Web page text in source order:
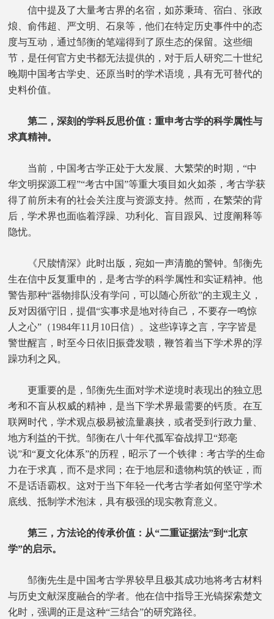
信中提及了大量考古界的名宿，如苏秉琦、宿白、张政
烺、俞伟超、严文明、石泉等，他们在特定历史事件中的态
度与互动，通过邹衡的笔端得到了原生态的保留。这些细
节，是任何官方史书都无法提供的，对于后人研究二十世纪
晚期中国考古学史、还原当时的学术语境，具有无可替代的
史料价值。
第二，深刻的学科反思价值：重申考古学的科学属性与
求真精神。
当前，中国考古学正处于大发展、大繁荣的时期，“中
华文明探源工程”“考古中国”等重大项目如火如荼，考古学获
得了前所未有的社会关注度与资源支持。然而，在繁荣的背
后，学术界也面临着浮躁、功利化、盲目跟风、过度阐释等
隐忧。
《尺牍情深》此时出版，宛如一声清脆的警钟。邹衡先
生在信中反复重申的，是考古学的科学属性和实证精神。他
警告那种“器物排队没有学问，可以随心所欲”的主观主义，
反对因循守旧，提倡“实事求是地对待自己，不要存一鸣惊
人之心”（1984年11月10日信）。这些谆谆之言，字字皆是
警世醒言，时至今日依旧振聋发聩，鞭笞着当下学术界的浮
躁功利之风。
更重要的是，邹衡先生面对学术逆境时表现出的独立思
考和不盲从权威的精神，是当下学术界最需要的钙质。在互
联网时代，学术观点极易被流量裹挟，或者受到行政力量、
地方利益的干扰。邹衡在八十年代孤军奋战捍卫“郑亳
说”和“夏文化体系”的历程，昭示了一个铁律：考古学的生命
力在于求真，而不是求同；在于地层和遗物构筑的铁证，而
不是话语霸权。这对于当下年轻一代考古学者如何坚守学术
底线、抵制学术泡沫，具有极强的现实教育意义。
第三，方法论的传承价值：从“二重证据法”到“北京
学”的启示。
邹衡先生是中国考古学界较早且极其成功地将考古材料
与历史文献深度融合的学者。他在信中指导王光镐探索楚文
化时，强调的正是这种“三结合”的研究路径。